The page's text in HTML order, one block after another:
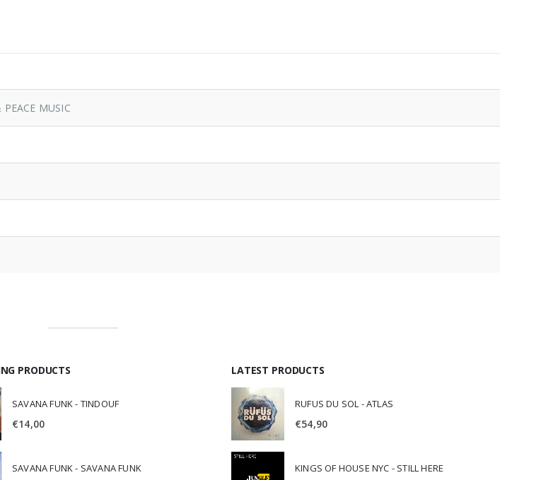
MUSIC
PRODUCTS
SAVANA FUNK - TINDOUF
€14,00
SAVANA FUNK - SAVANA FUNK
LATEST PRODUCTS
RUFUS DU SOL - ATLAS
€54,90
KINGS OF HOUSE NYC - STILL HERE